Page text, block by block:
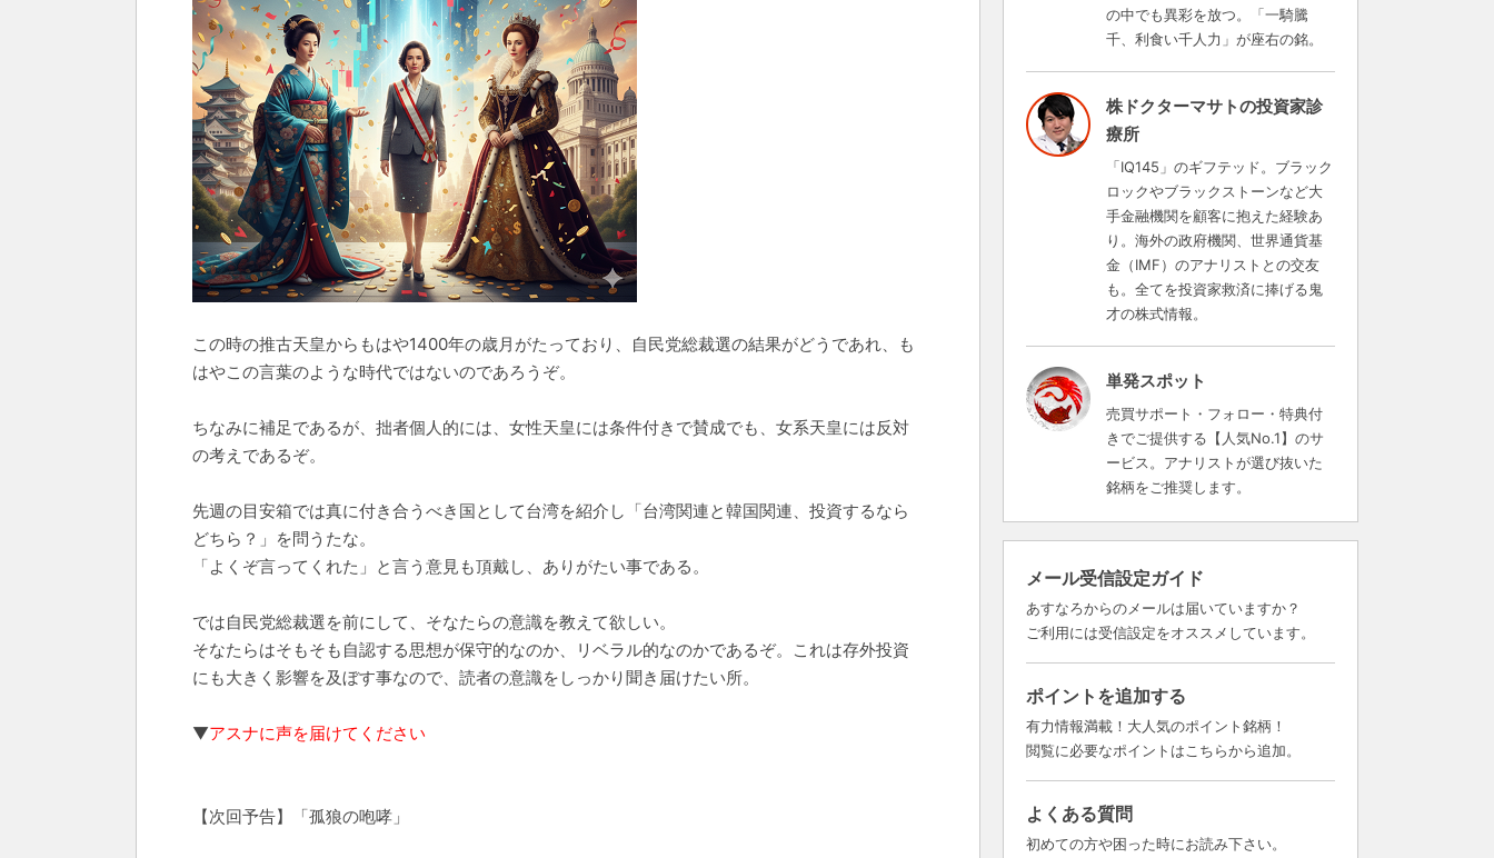
この時の推古天皇からもはや1400年の歳月がたっており、自民党総裁選の結果がどうであれ、も
はやこの言葉のような時代ではないのであろうぞ。
ちなみに補足であるが、拙者個人的には、女性天皇には条件付きで賛成でも、女系天皇には反対
の考えであるぞ。
先週の目安箱では真に付き合うべき国として台湾を紹介し「台湾関連と韓国関連、投資するなら
どちら？」を問うたな。
「よくぞ言ってくれた」と言う意見も頂戴し、ありがたい事である。
では自民党総裁選を前にして、そなたらの意識を教えて欲しい。
そなたらはそもそも自認する思想が保守的なのか、リベラル的なのかであるぞ。これは存外投資
にも大きく影響を及ぼす事なので、読者の意識をしっかり聞き届けたい所。
▼アスナに声を届けてください
【次回予告】「孤狼の咆哮」
の中でも異彩を放つ。「一騎騰
千、利食い千人力」が座右の銘。
株ドクターマサトの投資家診
療所
「IQ145」のギフテッド。ブラック
ロックやブラックストーンなど大
手金融機関を顧客に抱えた経験あ
り。海外の政府機関、世界通貨基
金（IMF）のアナリストとの交友
も。全てを投資家救済に捧げる鬼
才の株式情報。
単発スポット
売買サポート・フォロー・特典付
きでご提供する【人気No.1】のサ
ービス。アナリストが選び抜いた
銘柄をご推奨します。
メール受信設定ガイド
あすなろからのメールは届いていますか？
ご利用には受信設定をオススメしています。
ポイントを追加する
有力情報満載！大人気のポイント銘柄！
閲覧に必要なポイントはこちらから追加。
よくある質問
初めての方や困った時にお読み下さい。